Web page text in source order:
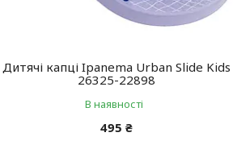
Дитячі капці Ipanema Urban Slide Kids
26325-22898
В наявності
495 ₴